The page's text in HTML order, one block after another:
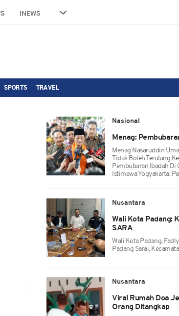
INEWS
SPORTS TRAVEL
Nasional
Menag:
Menag Nasaruddin
Tidak Boleh Terulang
Pembubaran Ibadah Di
Istimewa Yogyakarta,
Nusantara
Wali Kota Padang:
SARA
Wali Kota Padang,
Padang Sarai,
Nusantara
Viral Rumah Doa
Orang Ditangkap